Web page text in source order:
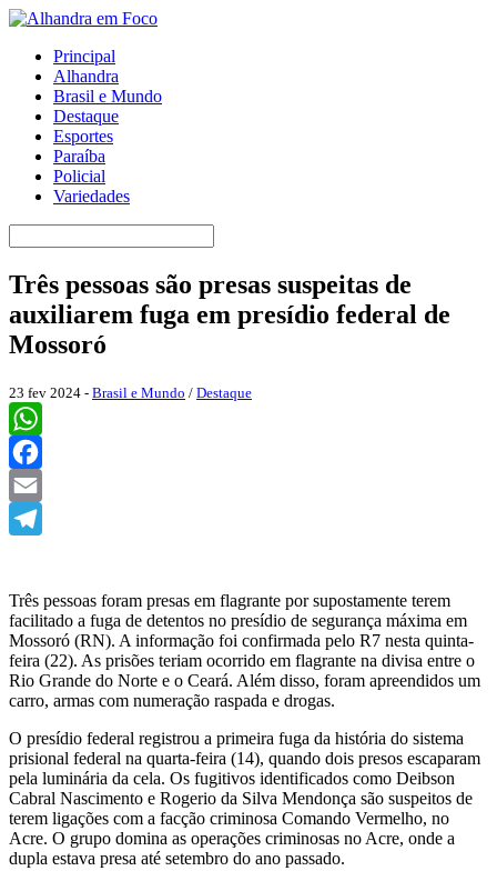
Principal
Alhandra
Brasil e Mundo
Destaque
Esportes
Paraíba
Policial
Variedades
Três pessoas são presas suspeitas de
auxiliarem fuga em presídio federal de
Mossoró
23 fev 2024 - Brasil e Mundo / Destaque
WhatsApp
Facebook
Email
Três pessoas foram presas em flagrante por supostamente terem
facilitado a fuga de detentos no presídio de segurança máxima em
Mossoró (RN). A informação foi confirmada pelo R7 nesta quinta-
feira (22). As prisões teriam ocorrido em flagrante na divisa entre o
Rio Grande do Norte e o Ceará. Além disso, foram apreendidos um
carro, armas com numeração raspada e drogas.
O presídio federal registrou a primeira fuga da história do sistema
prisional federal na quarta-feira (14), quando dois presos escaparam
pela luminária da cela. Os fugitivos identificados como Deibson
Cabral Nascimento e Rogerio da Silva Mendonça são suspeitos de
terem ligações com a facção criminosa Comando Vermelho, no
Acre. O grupo domina as operações criminosas no Acre, onde a
dupla estava presa até setembro do ano passado.